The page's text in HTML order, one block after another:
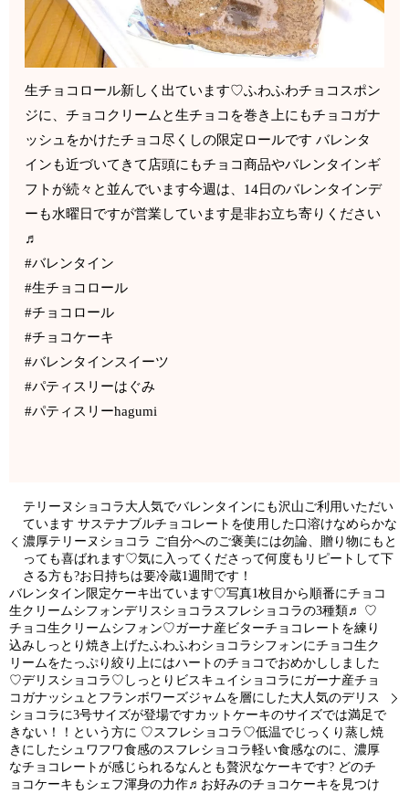
生チョコロール新しく出ています♡ふわふわチョコスポン
ジに、チョコクリームと生チョコを巻き上にもチョコガナ
ッシュをかけたチョコ尽くしの限定ロールです バレンタ
インも近づいてきて店頭にもチョコ商品やバレンタインギ
フトが続々と並んでいます今週は、14日のバレンタインデ
ーも水曜日ですが営業しています是非お立ち寄りください
♬
#バレンタイン
#生チョコロール
#チョコロール
#チョコケーキ
#バレンタインスイーツ
#パティスリーはぐみ
#パティスリーhagumi
テリーヌショコラ大人気でバレンタインにも沢山ご利用いただい
ています サステナブルチョコレートを使用した口溶けなめらかな
濃厚テリーヌショコラ ご自分へのご褒美には勿論、贈り物にもと
っても喜ばれます♡気に入ってくださって何度もリピートして下
さる方も?お日持ちは要冷蔵1週間です！
バレンタイン限定ケーキ出ています♡写真1枚目から順番に️チョコ
生クリームシフォン️️デリスショコラ️️スフレショコラ️の3種類♬ ♡
チョコ生クリームシフォン♡ガーナ産ビターチョコレートを練り
込みしっとり焼き上げたふわふわショコラシフォンにチョコ生ク
リームをたっぷり絞り上にはハートのチョコでおめかししました
♡デリスショコラ♡しっとりビスキュイショコラにガーナ産チョ
コガナッシュとフランボワーズジャムを層にした大人気のデリス
ショコラに3号サイズが登場ですカットケーキのサイズでは満足で
きない！！という方に ♡スフレショコラ♡低温でじっくり蒸し焼
きにしたシュワフワ食感のスフレショコラ軽い食感なのに、濃厚
なチョコレートが感じられるなんとも贅沢なケーキです? どのチ
ョコケーキもシェフ渾身の力作♬お好みのチョコケーキを見つけ